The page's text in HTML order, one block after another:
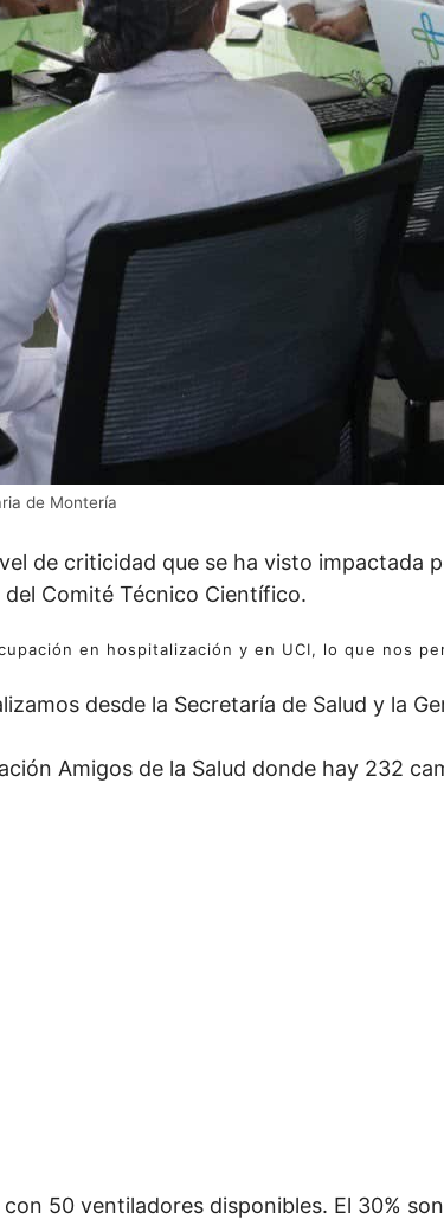
de Montería
de criticidad que se ha visto impactada
Comité Técnico Científico.
en hospitalización y en UCI, lo que nos
desde la Secretaría de Salud y la
Amigos de la Salud donde hay 232
50 ventiladores disponibles. El 30%